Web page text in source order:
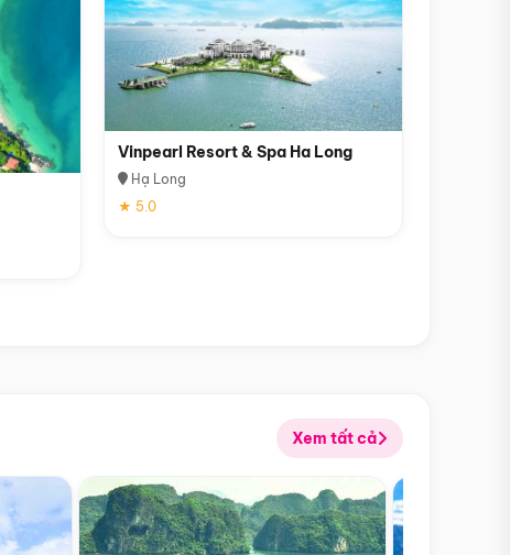
Vinpearl Resort & Spa Ha Long
Hạ Long
★ 5.0
Xem tất cả